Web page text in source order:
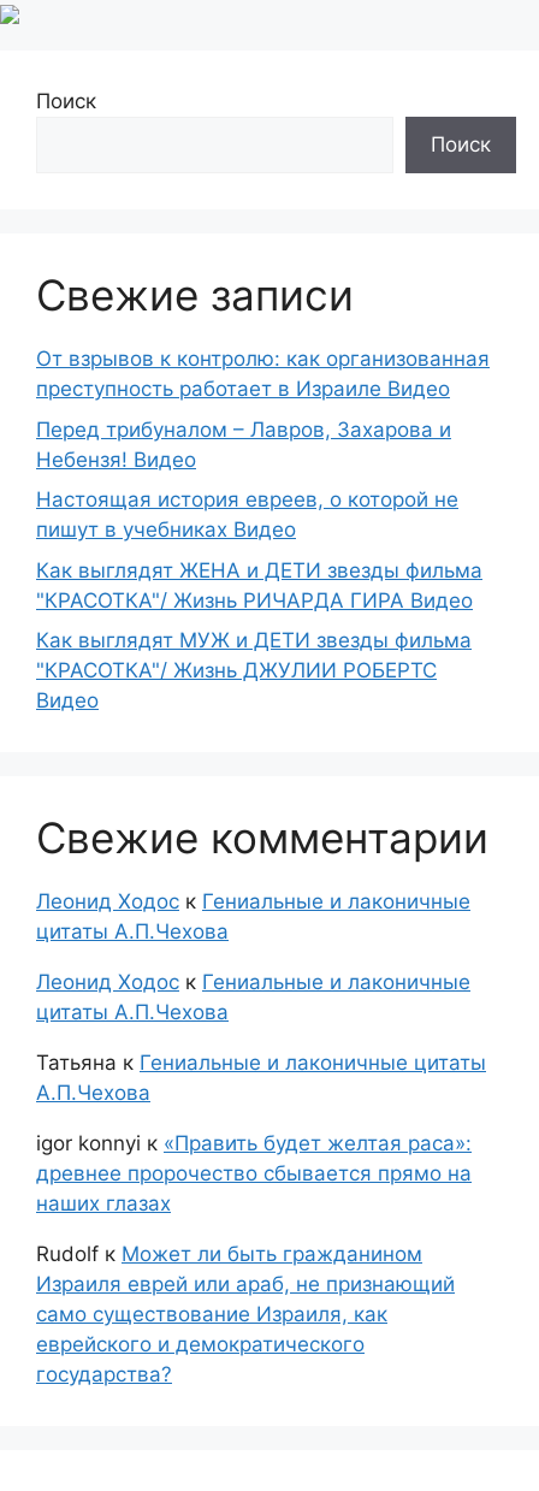
Поиск
Поиск
Свежие записи
От взрывов к контролю: как организованная
преступность работает в Израиле Видео
Перед трибуналом – Лавров, Захарова и
Небензя! Видео
Настоящая история евреев, о которой не
пишут в учебниках Видео
Как выглядят ЖЕНА и ДЕТИ звезды фильма
"КРАСОТКА"/ Жизнь РИЧАРДА ГИРА Видео
Как выглядят МУЖ и ДЕТИ звезды фильма
"КРАСОТКА"/ Жизнь ДЖУЛИИ РОБЕРТС
Видео
Свежие комментарии
Леонид Ходос к Гениальные и лаконичные
цитаты А.П.Чехова
Леонид Ходос к Гениальные и лаконичные
цитаты А.П.Чехова
Татьяна к Гениальные и лаконичные цитаты
А.П.Чехова
igor konnyi к «Править будет желтая раса»:
древнее пророчество сбывается прямо на
наших глазах
Rudolf к Может ли быть гражданином
Израиля еврей или араб, не признающий
само существование Израиля, как
еврейского и демократического
государства?